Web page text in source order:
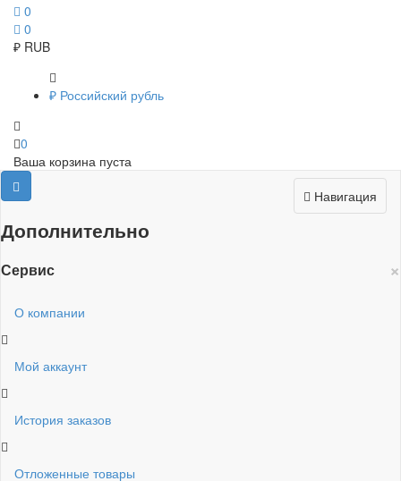
0
0
₽ RUB
₽ Российский рубль
0
Ваша корзина пуста
Навигация
Дополнительно
×
Сервис
О компании
Мой аккаунт
История заказов
Отложенные товары